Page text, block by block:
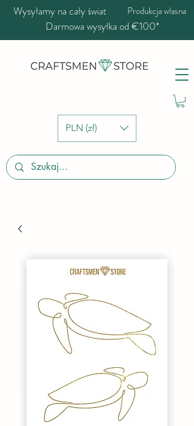
PLN (zł)
Wysyłamy na cały świat Produkcja własna
Darmowa wysyłka od €100*